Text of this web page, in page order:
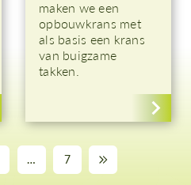
maken we een
opbouwkrans met
als basis een krans
van buigzame
takken.
… 7